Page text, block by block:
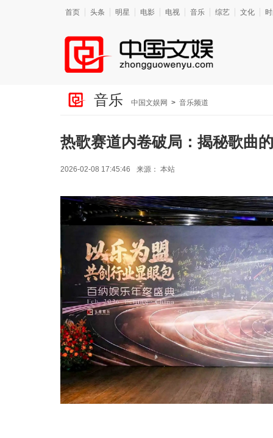
首页 头条 明星 电影 电视 音乐 综艺 文化
音乐 中国文娱网 > 音乐频道
热歌赛道内卷破局：揭秘歌曲
2026-02-08 17:45:46 来源： 本站